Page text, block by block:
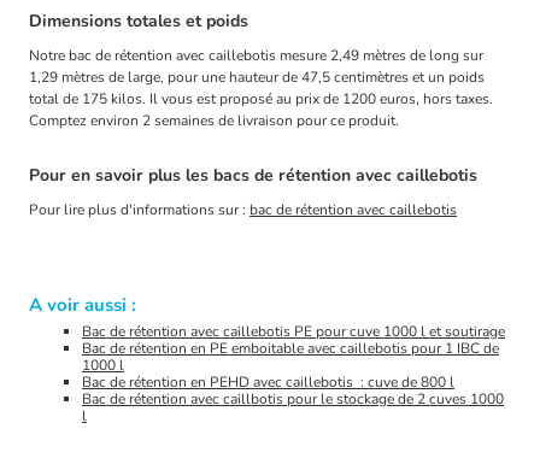
Dimensions totales et poids
Notre bac de rétention avec caillebotis mesure 2,49 mètres de long sur
1,29 mètres de large, pour une hauteur de 47,5 centimètres et un poids
total de 175 kilos. Il vous est proposé au prix de 1200 euros, hors taxes.
Comptez environ 2 semaines de livraison pour ce produit.
Pour en savoir plus les bacs de rétention avec caillebotis
Pour lire plus d'informations sur : bac de rétention avec caillebotis
A voir aussi :
Bac de rétention avec caillebotis PE pour cuve 1000 l et soutirage
Bac de rétention en PE emboitable avec caillebotis pour 1 IBC de
1000 l
Bac de rétention en PEHD avec caillebotis : cuve de 800 l
Bac de rétention avec caillbotis pour le stockage de 2 cuves 1000
l